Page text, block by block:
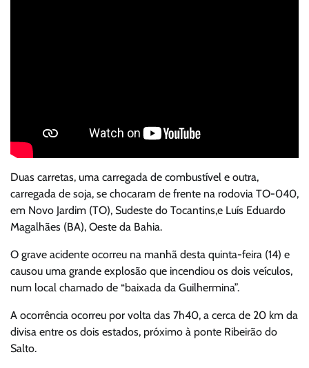
Duas carretas, uma carregada de combustível e outra,
carregada de soja, se chocaram de frente na rodovia TO-040,
em Novo Jardim (TO), Sudeste do Tocantins,e Luís Eduardo
Magalhães (BA), Oeste da Bahia.
O grave acidente ocorreu na manhã desta quinta-feira (14) e
causou uma grande explosão que incendiou os dois veículos,
num local chamado de “baixada da Guilhermina”.
A ocorrência ocorreu por volta das 7h40, a cerca de 20 km da
divisa entre os dois estados, próximo à ponte Ribeirão do
Salto.